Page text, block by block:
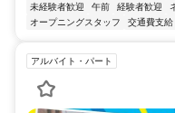
未経験者歓迎
午前 経験者歓迎
オープニングスタッフ
交通費支給
アルバイト・パート